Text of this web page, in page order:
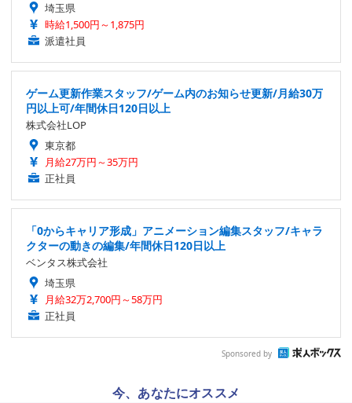
埼玉県
時給1,500円～1,875円
派遣社員
ゲーム更新作業スタッフ/ゲーム内のお知らせ更新/月給30万
円以上可/年間休日120日以上
株式会社LOP
東京都
月給27万円～35万円
正社員
「0からキャリア形成」アニメーション編集スタッフ/キャラ
クターの動きの編集/年間休日120日以上
ベンタス株式会社
埼玉県
月給32万2,700円～58万円
正社員
Sponsored by
今、あなたにオススメ